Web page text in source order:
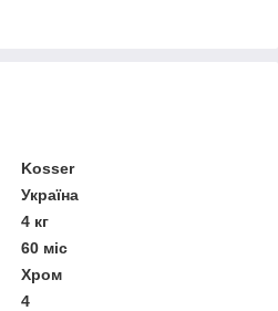
Kosser
Україна
4 кг
60 міс
Хром
4